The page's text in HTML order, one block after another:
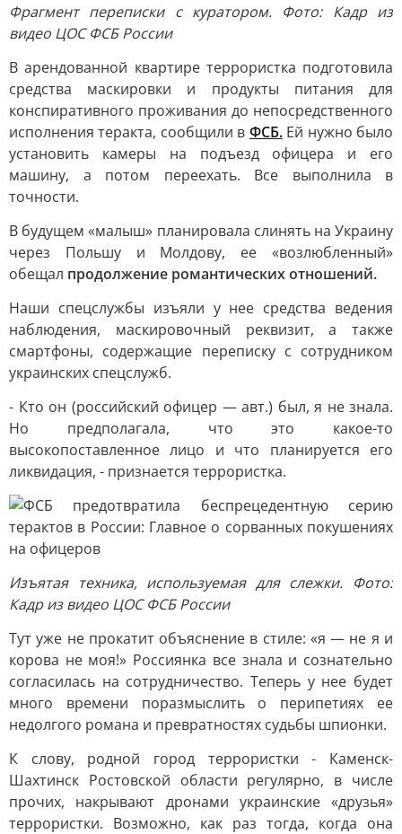
Фрагмент переписки с куратором. Фото: Кадр из
видео ЦОС ФСБ России
В арендованной квартире террористка подготовила
средства маскировки и продукты питания для
конспиративного проживания до непосредственного
исполнения теракта, сообщили в ФСБ.Ей нужно было
установить камеры на подъезд офицера и его
машину, а потом переехать. Все выполнила в
точности.
В будущем «малыш» планировала слинять на Украину
через Польшу и Молдову, ее «возлюбленный»
обещал продолжение романтических отношений.
Наши спецслужбы изъяли у нее средства ведения
наблюдения, маскировочный реквизит, а также
смартфоны, содержащие переписку с сотрудником
украинских спецслужб.
- Кто он (российский офицер — авт.) был, я не знала.
Но предполагала, что это какое-то
высокопоставленное лицо и что планируется его
ликвидация, - признается террористка.
Изъятая техника, используемая для слежки. Фото:
Кадр из видео ЦОС ФСБ России
Тут уже не прокатит объяснение в стиле: «я — не я и
корова не моя!» Россиянка все знала и сознательно
согласилась на сотрудничество. Теперь у нее будет
много времени поразмыслить о перипетиях ее
недолгого романа и превратностях судьбы шпионки.
К слову, родной город террористки - Каменск-
Шахтинск Ростовской области регулярно, в числе
прочих, накрывают дронами украинские «друзья»
террористки. Возможно, как раз тогда, когда она